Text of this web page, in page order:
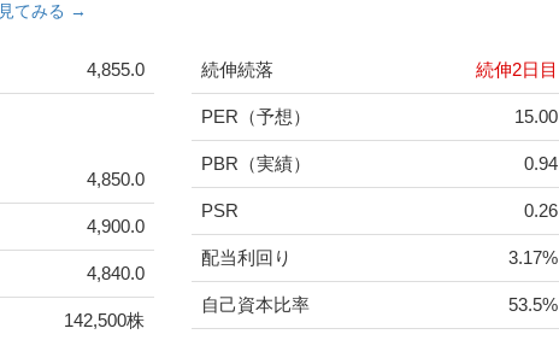
てみる →
4,855.0
4,850.0
4,900.0
4,840.0
142,500株
続伸続落 続伸2日目
PER（予想） 15.00
PBR（実績） 0.94
PSR 0.26
配当利回り 3.17%
自己資本比率 53.5%